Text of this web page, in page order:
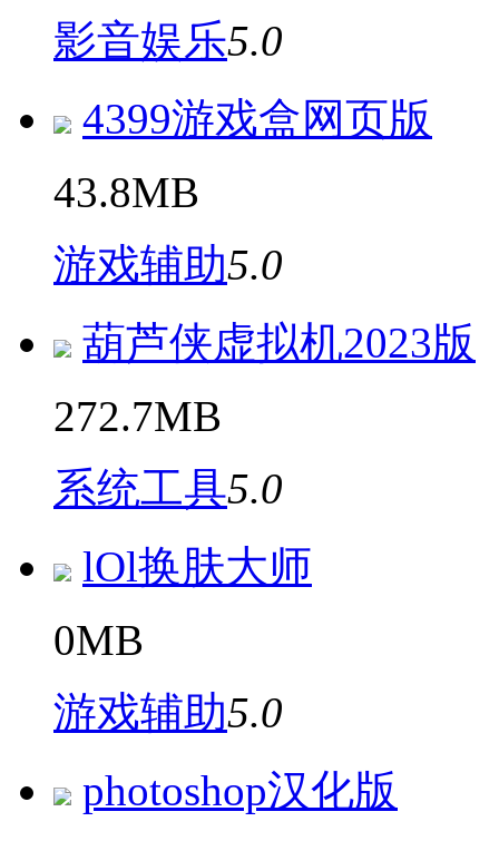
影音娱乐5.0
4399游戏盒网页版
43.8MB
游戏辅助5.0
葫芦侠虚拟机2023版
272.7MB
系统工具5.0
lOl换肤大师
0MB
游戏辅助5.0
photoshop汉化版